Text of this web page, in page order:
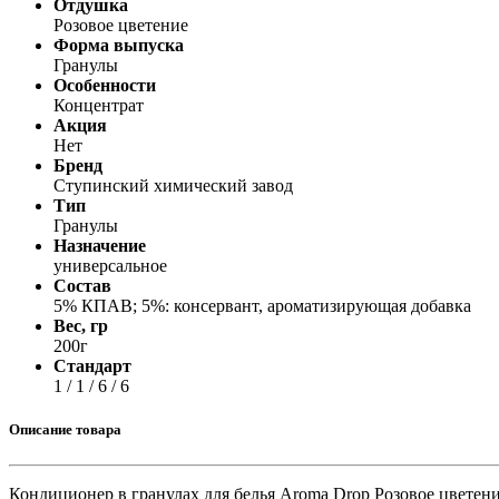
Отдушка
Розовое цветение
Форма выпуска
Гранулы
Особенности
Концентрат
Акция
Нет
Бренд
Ступинский химический завод
Тип
Гранулы
Назначение
универсальное
Состав
5% КПАВ; 5%: консервант, ароматизирующая добавка
Вес, гр
200г
Стандарт
1 / 1 / 6 / 6
Описание товара
Кондиционер в гранулах для белья Aroma Drop Розовое